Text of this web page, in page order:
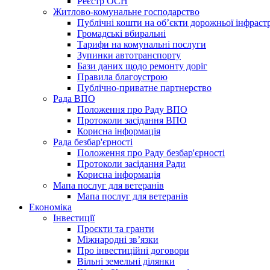
Житлово-комунальне господарство
Публічні кошти на об’єкти дорожньої
Громадські вбиральні
Тарифи на комунальні послуги
Зупинки автотранспорту
Бази даних щодо ремонту доріг
Правила благоустрою
Публічно-приватне партнерство
Рада ВПО
Положення про Раду ВПО
Протоколи засідання ВПО
Корисна інформація
Рада безбар'єрності
Положення про Раду безбар'єрності
Протоколи засідання Ради
Корисна інформація
Мапа послуг для ветеранів
Мапа послуг для ветеранів
Економіка
Інвестиції
Проєкти та гранти
Міжнародні зв’язки
Про інвестиційні договори
Вільні земельні ділянки